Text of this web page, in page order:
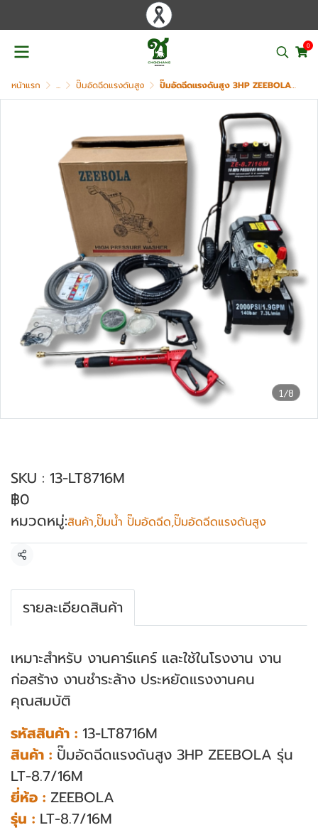
0
หน้าแรก ... ปั๊มอัดฉีดแรงดันสูง ปั๊มอัดฉีดแรงดันสูง 3HP ZEEBOLA รุ่น LT-8.7/16M
1/8
SKU : 13-LT8716M
฿0
หมวดหมู่:สินค้า,ปั๊มน้ำ ปั๊มอัดฉีด,ปั๊มอัดฉีดแรงดันสูง
แชร์
รายละเอียดสินค้า
เหมาะสำหรับ งานคาร์แคร์ และใช้ในโรงงาน งาน
ก่อสร้าง งานชำระล้าง ประหยัดแรงงานคน
คุณสมบัติ
รหัสสินค้า : 13-LT8716M
สินค้า : ปั๊มอัดฉีดแรงดันสูง 3HP ZEEBOLA รุ่น
LT-8.7/16M
ยี่ห้อ : ZEEBOLA
รุ่น : LT-8.7/16M